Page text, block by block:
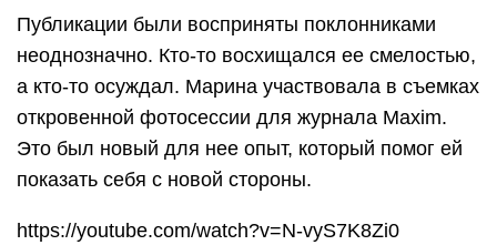
Публикации были восприняты поклонниками
неоднозначно. Кто-то восхищался ее смелостью,
а кто-то осуждал. Марина участвовала в съемках
откровенной фотосессии для журнала Maxim.
Это был новый для нее опыт, который помог ей
показать себя с новой стороны.
https://youtube.com/watch?v=N-vyS7K8Zi0